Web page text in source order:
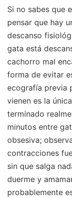
Si no sabes que
pensar que hay
descanso
gata está
cachorro mal
forma de evitar
ecografía previa
vienen es la
terminado
minutos entre
obsesiva;
contracciones
sin que salga
duerme y
probablemente